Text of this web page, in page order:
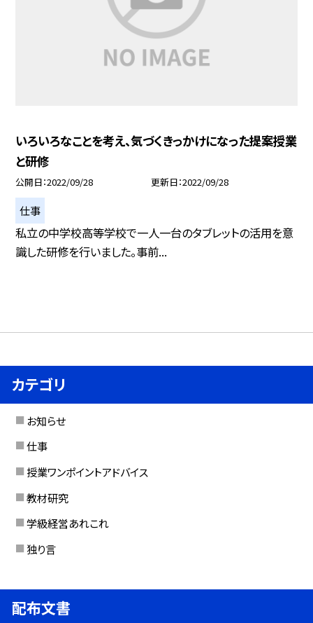
いろいろなことを考え、気づくきっかけになった提案授業
と研修
公開日 2022/09/28 更新日 2022/09/28
仕事
私立の中学校高等学校で一人一台のタブレットの活用を意
識した研修を行いました。事前...
カテゴリ
お知らせ
仕事
授業ワンポイントアドバイス
教材研究
学級経営あれこれ
独り言
配布文書